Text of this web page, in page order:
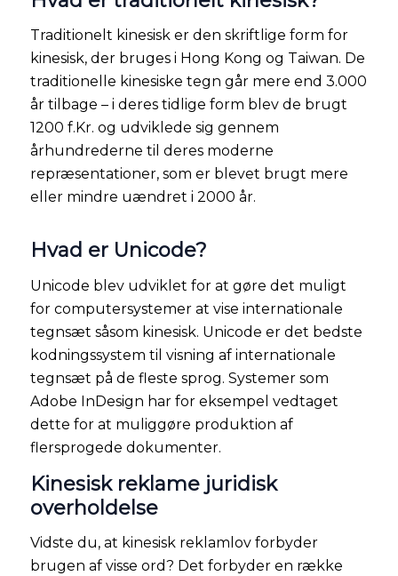
Traditionelt kinesisk er den skriftlige form for
kinesisk, der bruges i Hong Kong og Taiwan. De
traditionelle kinesiske tegn går mere end 3.000
år tilbage – i deres tidlige form blev de brugt
1200 f.Kr. og udviklede sig gennem
århundrederne til deres moderne
repræsentationer, som er blevet brugt mere
eller mindre uændret i 2000 år.
Hvad er Unicode?
Unicode blev udviklet for at gøre det muligt
for computersystemer at vise internationale
tegnsæt såsom kinesisk. Unicode er det bedste
kodningssystem til visning af internationale
tegnsæt på de fleste sprog. Systemer som
Adobe InDesign har for eksempel vedtaget
dette for at muliggøre produktion af
flersprogede dokumenter.
Kinesisk reklame juridisk
overholdelse
Vidste du, at kinesisk reklamlov forbyder
brugen af visse ord? Det forbyder en række